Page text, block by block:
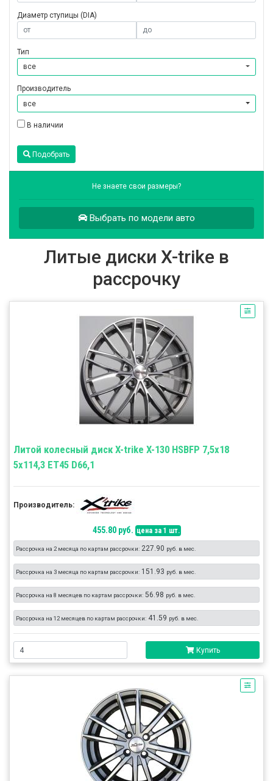
Диаметр ступицы (DIA)
Тип
все
Производитель
все
В наличии
Подобрать
Не знаете свои размеры?
Выбрать по модели авто
Литые диски X-trike в
рассрочку
Литой колесный диск X-trike X-130 HSBFP 7,5x18
5x114,3 ET45 D66,1
Производитель:
455.80 руб. цена за 1 шт.
Рассрочка на 2 месяца по картам рассрочки: 227.90 руб. в мес.
Рассрочка на 3 месяца по картам рассрочки: 151.93 руб. в мес.
Рассрочка на 8 месяцев по картам рассрочки: 56.98 руб. в мес.
Рассрочка на 12 месяцев по картам рассрочки: 41.59 руб. в мес.
Купить